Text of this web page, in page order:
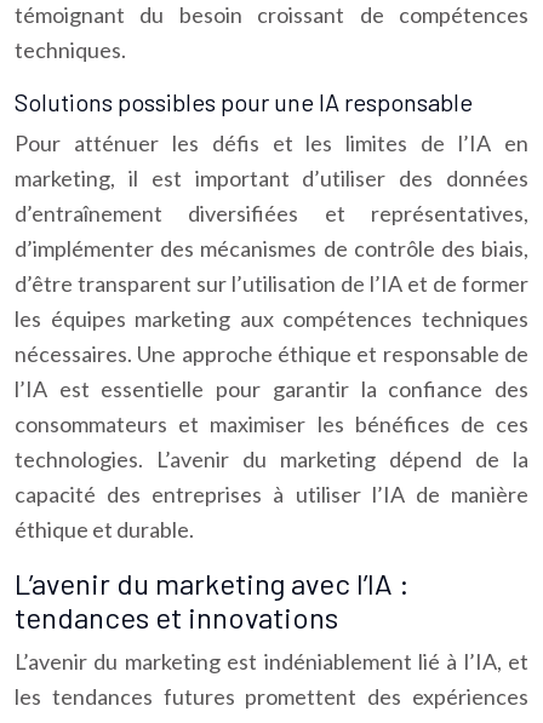
témoignant du besoin croissant de compétences
techniques.
Solutions possibles pour une IA responsable
Pour atténuer les défis et les limites de l’IA en
marketing, il est important d’utiliser des données
d’entraînement diversifiées et représentatives,
d’implémenter des mécanismes de contrôle des biais,
d’être transparent sur l’utilisation de l’IA et de former
les équipes marketing aux compétences techniques
nécessaires. Une approche éthique et responsable de
l’IA est essentielle pour garantir la confiance des
consommateurs et maximiser les bénéfices de ces
technologies. L’avenir du marketing dépend de la
capacité des entreprises à utiliser l’IA de manière
éthique et durable.
L’avenir du marketing avec l’IA :
tendances et innovations
L’avenir du marketing est indéniablement lié à l’IA, et
les tendances futures promettent des expériences